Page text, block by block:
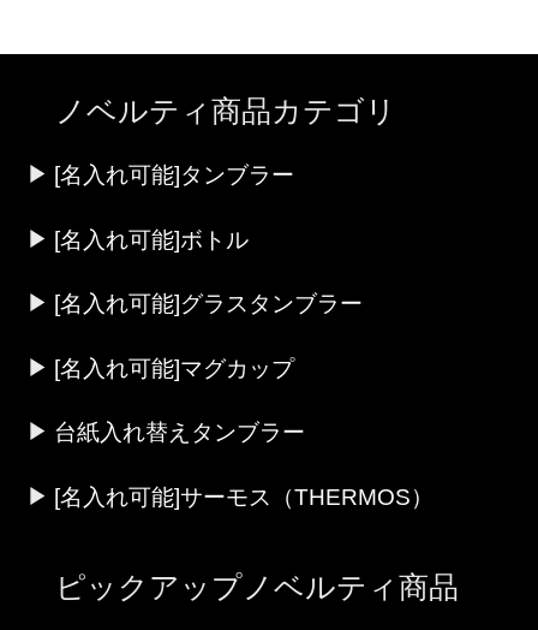
ノベルティ商品カテゴリ
[名入れ可能]タンブラー
[名入れ可能]ボトル
[名入れ可能]グラスタンブラー
[名入れ可能]マグカップ
台紙入れ替えタンブラー
[名入れ可能]サーモス（THERMOS）
ピックアップノベルティ商品